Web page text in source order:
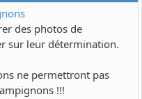
des photos de
sur leur détermination.
ne permettront pas
!!!